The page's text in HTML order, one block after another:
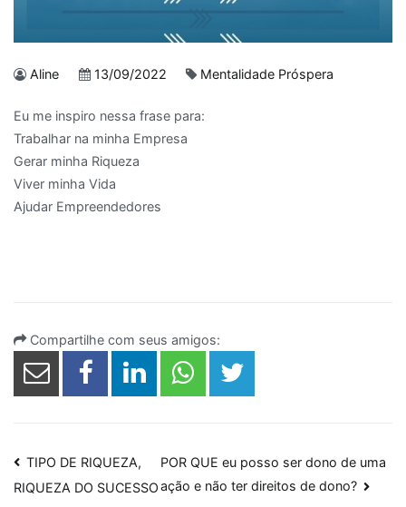
Aline 13/09/2022 Mentalidade Próspera
Eu me inspiro nessa frase para:
Trabalhar na minha Empresa
Gerar minha Riqueza
Viver minha Vida
Ajudar Empreendedores
Compartilhe com seus amigos:
Navegação
TIPO DE RIQUEZA,
RIQUEZA DO SUCESSO
POR QUE eu posso ser dono de uma
ação e não ter direitos de dono?